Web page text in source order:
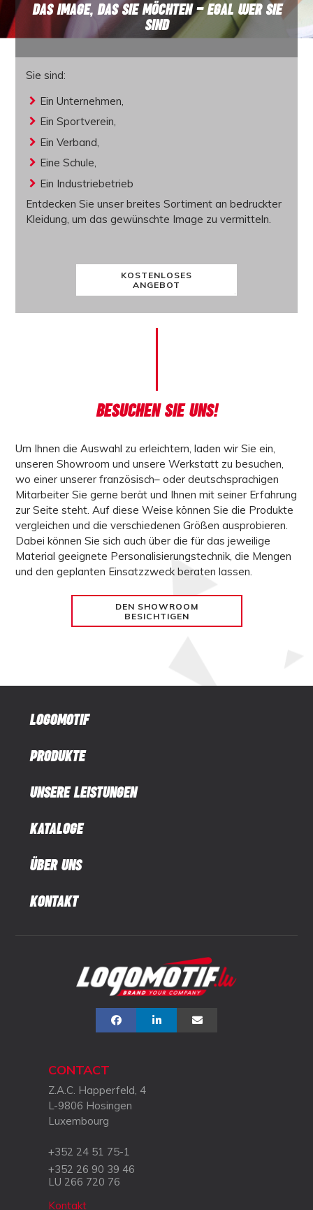
DAS IMAGE, DAS SIE MÖCHTEN – EGAL WER SIE
SIND
Sie sind:
Ein Unternehmen,
Ein Sportverein,
Ein Verband,
Eine Schule,
Ein Industriebetrieb
Entdecken Sie unserbreites Sortiment an bedruckter
Kleidung, um das gewünschte Image zu vermitteln.
KOSTENLOSES
ANGEBOT
BESUCHEN SIE UNS!
Um Ihnen die Auswahl zu erleichtern, laden wir Sie ein,
unseren Showroom und unsere Werkstatt zu besuchen,
wo einer unsererfranzösisch– oderdeutschsprachigen
Mitarbeiter Sie gerne berät und Ihnen mit seiner Erfahrung
zur Seite steht. Auf diese Weise können Sie die Produkte
vergleichen und die verschiedenen Größen ausprobieren.
Dabei können Sie sich auch über die für das jeweilige
Material geeignete Personalisierungstechnik, die Mengen
und den geplanten Einsatzzweckberaten lassen
DEN SHOWROOM
BESICHTIGEN
LOGOMOTIF
PRODUKTE
UNSERE LEISTUNGEN
KATALOGE
ÜBER UNS
KONTAKT
CONTACT
Z.A.C. Happerfeld, 4
L-9806 Hosingen
Luxembourg
+352 24 51 75-1
+352 26 90 39 46
LU 266 720 76
Kontakt